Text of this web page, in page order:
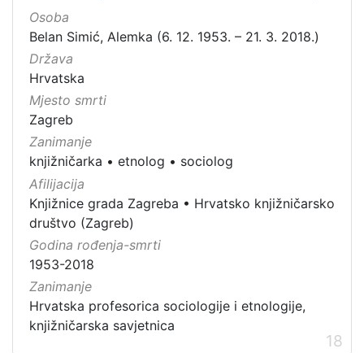
Osoba
Belan Simić, Alemka (6. 12. 1953. – 21. 3. 2018.)
Država
Hrvatska
Mjesto smrti
Zagreb
Zanimanje
knjižničarka • etnolog • sociolog
Afilijacija
Knjižnice grada Zagreba • Hrvatsko knjižničarsko
društvo (Zagreb)
Godina rođenja-smrti
1953-2018
Zanimanje
Hrvatska profesorica sociologije i etnologije,
knjižničarska savjetnica
18